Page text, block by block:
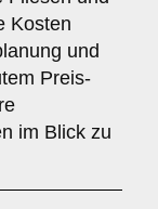
Kosten
und
Preis-
im Blick zu